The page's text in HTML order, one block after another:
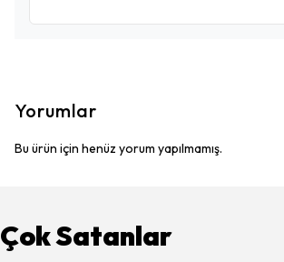
Yorumlar
Bu ürün için henüz yorum yapılmamış.
Çok Satanlar